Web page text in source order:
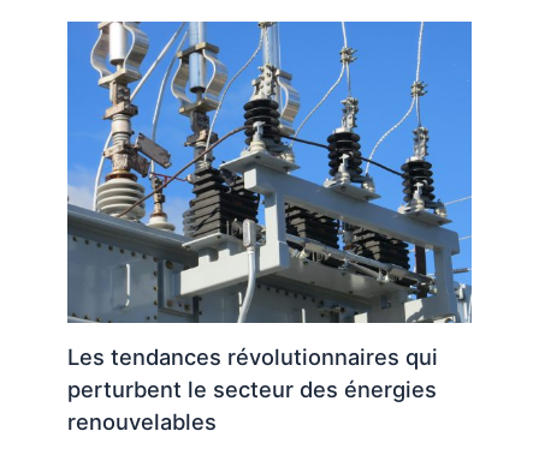
Les tendances révolutionnaires qui
perturbent le secteur des énergies
renouvelables